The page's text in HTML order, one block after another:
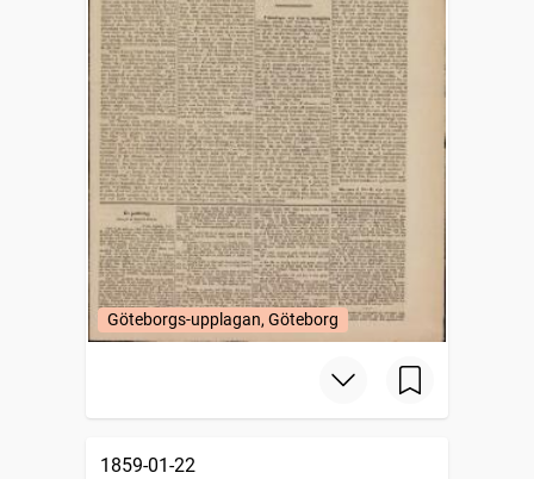
Göteborgs-upplagan, Göteborg
1859-01-22